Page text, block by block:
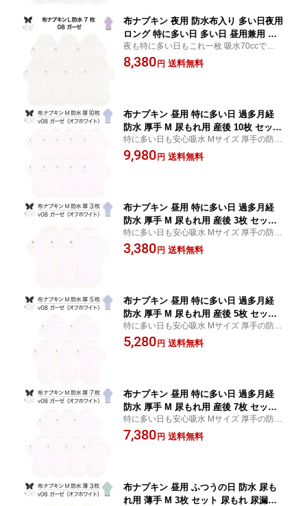
布ナプキン 夜用 防水布入り 多い日夜用
ロング 特に多い日 多い日 昼用兼用 防
水 L 7枚 セット 吸水ナプキン 中量用 生
理用品 尿もれ用 尿もれ 吸水パット 尿
夜も特に多い日もこれ一枚 吸水70ccで生理
や尿ケアに対応、羽つきデザインで安心フ
ィット 子宮を温める温活・妊活に最適 防災
8,380 円 送料無料
布ナプキン 昼用 特に多い日 過多月経
防水 厚手 M 尿もれ用 産後 10枚 セット
生理用品 生理用ショーツ 尿もれ 尿漏れ
吸水パット 尿ケア 軽失禁布 温活 妊活
特に多い日も安心吸水 Mサイズ 厚手の防水
布ナプキン 吸水45ccで生理や尿ケアに 子宮
を温める温活グッズ 妊活や防災用 柔らかニ
9,980 円 送料無料
布ナプキン 昼用 特に多い日 過多月経
防水 厚手 M 尿もれ用 産後 3枚 セット
生理用品 生理用ショーツ 尿もれ 尿漏れ
吸水パット 尿ケア 軽失禁布 温活 妊活
特に多い日も安心吸水 Mサイズ 厚手の防水
布ナプキン 吸水45ccで生理や尿ケアに 子宮
を温める温活グッズ 妊活や防災用 柔らかニ
3,380 円 送料無料
布ナプキン 昼用 特に多い日 過多月経
防水 厚手 M 尿もれ用 産後 5枚 セット
生理用品 生理用ショーツ 尿もれ 尿漏れ
吸水パット 尿ケア 軽失禁布 温活 妊活
特に多い日も安心吸水 Mサイズ 厚手の防水
布ナプキン 吸水45ccで生理や尿ケアに 子宮
を温める温活グッズ 妊活や防災用 柔らかニ
5,280 円 送料無料
布ナプキン 昼用 特に多い日 過多月経
防水 厚手 M 尿もれ用 産後 7枚 セット
生理用品 生理用ショーツ 尿もれ 尿漏れ
吸水パット 尿ケア 軽失禁布 温活 妊活
特に多い日も安心吸水 Mサイズ 厚手の防水
布ナプキン 吸水45ccで生理や尿ケアに 子宮
を温める温活グッズ 妊活や防災用 柔らかニ
7,380 円 送料無料
布ナプキン 昼用 ふつうの日 防水 尿も
れ用 薄手 M 3枚 セット 尿もれ 尿漏れ